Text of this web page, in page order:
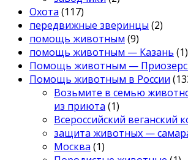
Охота (117)
передвижные зверинцы (2)
помощь животным (9)
помощь животным — Казань (1)
Помощь животным —
Помощь животным в России
Возьмите в семью
из приюта (1)
Всероссийский веганский
защита животных —
Москва (1)